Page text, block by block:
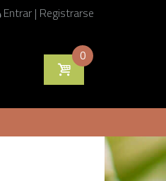
Entrar | Registrarse
0